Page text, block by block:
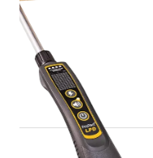
HDD-C